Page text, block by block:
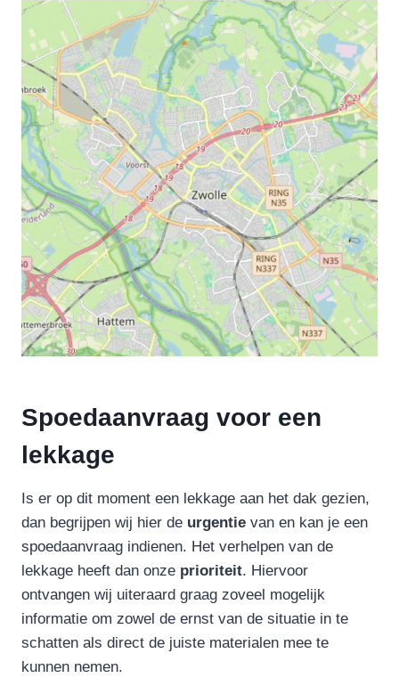
Spoedaanvraag voor een
lekkage
Is er op dit moment een lekkage aan het dak gezien,
dan begrijpen wij hier de urgentie van en kan je een
spoedaanvraag indienen. Het verhelpen van de
lekkage heeft dan onze prioriteit. Hiervoor
ontvangen wij uiteraard graag zoveel mogelijk
informatie om zowel de ernst van de situatie in te
schatten als direct de juiste materialen mee te
kunnen nemen.